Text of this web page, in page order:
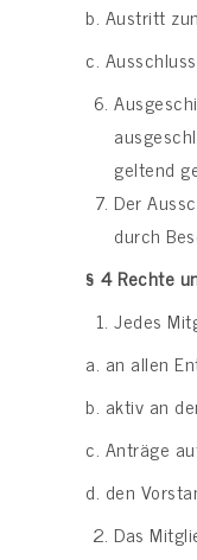
b. Austritt
c.
geltend
Der
durch
§ 4 Rechte
Jedes
a. an allen
b. aktiv an
c. Anträge
d. den
Das